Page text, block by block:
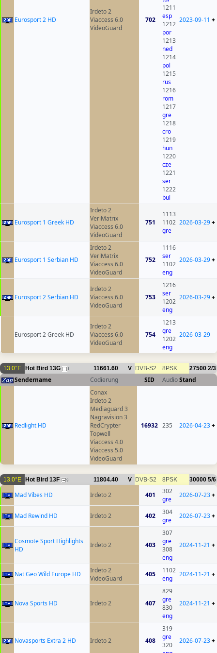
Eurosport 2 HD
Irdeto 2
Viaccess 6.0
VideoGuard
702
1211
esp
1212
por
1213
ned
1214
pol
1215
rus
1216
rom
1217
gre
1218
cro
1219
hun
1220
cze
1221
ser
1222
bul
2023-09-11 +
Eurosport 1 Greek HD
Irdeto 2
VeriMatrix
Viaccess 6.0
VideoGuard
751
1113
1102
gre
2026-03-29+
Eurosport 1 Serbian HD
Irdeto 2
VeriMatrix
Viaccess 6.0
VideoGuard
752
1116
ser
1102
eng
2026-03-29+
Eurosport 2 Serbian HD
Irdeto 2
Viaccess 6.0
VideoGuard
753
1216
ser
1202
eng
2026-03-29+
Eurosport 2 Greek HD
Irdeto 2
Viaccess 6.0
VideoGuard
754
1213
gre
1202
eng
2026-03-29
13.0°E Hot Bird 13G 1 11661.60 V DVB-S2 8PSK 27500 2/3
Sendername Codierung SID AudioStand
Redlight HD
Conax
Irdeto 2
Mediaguard 3
Nagravision 3
RedCrypter
Topwell
Viaccess 4.0
Viaccess 5.0
VideoGuard
16932 235 2026-04-23+
13.0°E Hot Bird 13F 9 11804.40 V DVB-S2 8PSK 30000 5/6
Mad Vibes HD Irdeto 2 401
302
gre
2026-07-23+
Mad Rewind HD Irdeto 2 402
304
gre
2026-07-23+
Cosmote Sport Highlights
HD
Irdeto 2 403
307
gre
308
eng
2024-11-21 +
Nat Geo Wild Europe HD
Irdeto 2
VideoGuard
405
1102
eng
2024-11-21 +
Nova Sports HD Irdeto 2 407
829
gre
830
eng
2024-11-21 +
Novasports Extra 2 HD Irdeto 2 408
319
gre
320
2026-07-23+